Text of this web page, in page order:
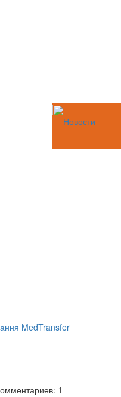
Новости
MedTransfer
1